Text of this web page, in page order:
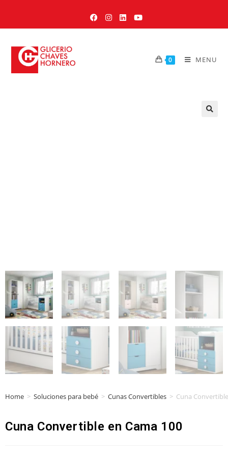
0 MENU
Home > Soluciones para bebé > Cunas Convertibles > Cuna
Cuna Convertible en Cama 100